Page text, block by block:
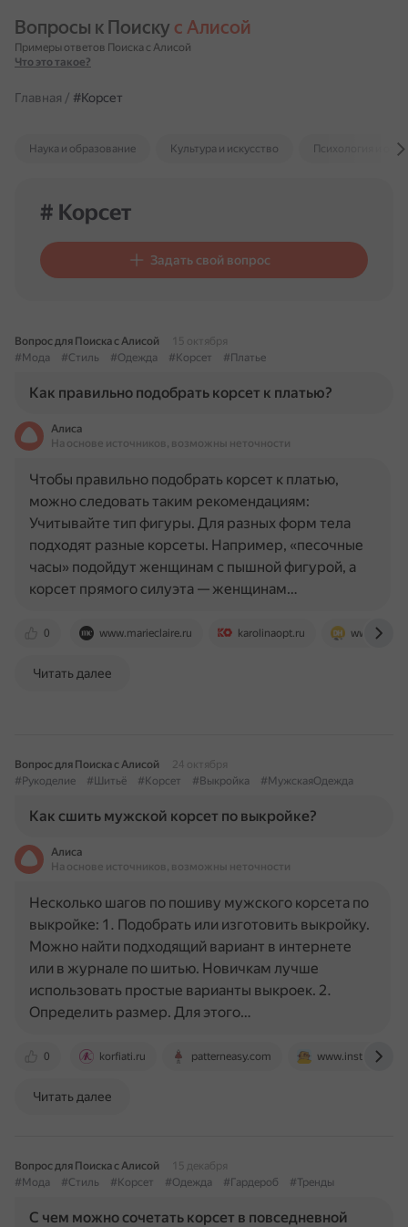
Вопросы к Поиску с Алисой
Примеры ответов Поиска с Алисой
Что это такое?
Главная / #Корсет
Наука и образование Культура и искусство Психология и
# Корсет
Задать свой вопрос
Вопрос для Поиска с Алисой
15 октября
#Мода
#Стиль #Одежда #Корсет #Платье
Как правильно подобрать корсет к платью?
Алиса
На основе источников, возможны неточности
0 www.marieclaire.ru karolinaopt.ru
Чтобы правильно подобрать корсет к платью,
можно следовать таким рекомендациям:
Учитывайте тип фигуры. Для разных форм тела
подходят разные корсеты. Например, «песочные
часы» подойдут женщинам с пышной фигурой, а
корсет прямого силуэта — женщинам…
Читать далее
Вопрос для Поиска с Алисой
24 октября
#Рукоделие
#Шитьё #Корсет #Выкройка #МужскаяОдежда
Как сшить мужской корсет по выкройке?
Алиса
На основе источников, возможны неточности
0 korfiati.ru patterneasy.com
Несколько шагов по пошиву мужского корсета по
выкройке: 1. Подобрать или изготовить выкройку.
Можно найти подходящий вариант в интернете
или в журнале по шитью. Новичкам лучше
использовать простые варианты выкроек. 2.
Определить размер. Для этого…
Читать далее
Вопрос для Поиска с Алисой
15 декабря
#Мода
#Стиль #Корсет #Одежда #Гардероб #Тренды
С чем можно сочетать корсет в повседневной